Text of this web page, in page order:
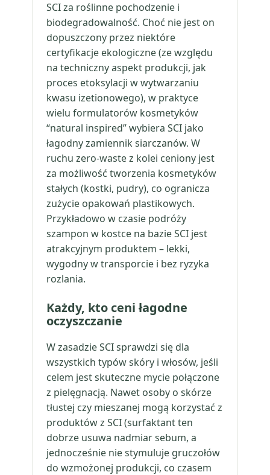
SCI za roślinne pochodzenie i
biodegradowalność. Choć nie jest on
dopuszczony przez niektóre
certyfikacje ekologiczne (ze względu
na techniczny aspekt produkcji, jak
proces etoksylacji w wytwarzaniu
kwasu izetionowego), w praktyce
wielu formulatorów kosmetyków
“natural inspired” wybiera SCI jako
łagodny zamiennik siarczanów. W
ruchu zero-waste z kolei ceniony jest
za możliwość tworzenia kosmetyków
stałych (kostki, pudry), co ogranicza
zużycie opakowań plastikowych.
Przykładowo w czasie podróży
szampon w kostce na bazie SCI jest
atrakcyjnym produktem – lekki,
wygodny w transporcie i bez ryzyka
rozlania.
Każdy, kto ceni łagodne
oczyszczanie
W zasadzie SCI sprawdzi się dla
wszystkich typów skóry i włosów, jeśli
celem jest skuteczne mycie połączone
z pielęgnacją. Nawet osoby o skórze
tłustej czy mieszanej mogą korzystać z
produktów z SCI (surfaktant ten
dobrze usuwa nadmiar sebum, a
jednocześnie nie stymuluje gruczołów
do wzmożonej produkcji, co czasem